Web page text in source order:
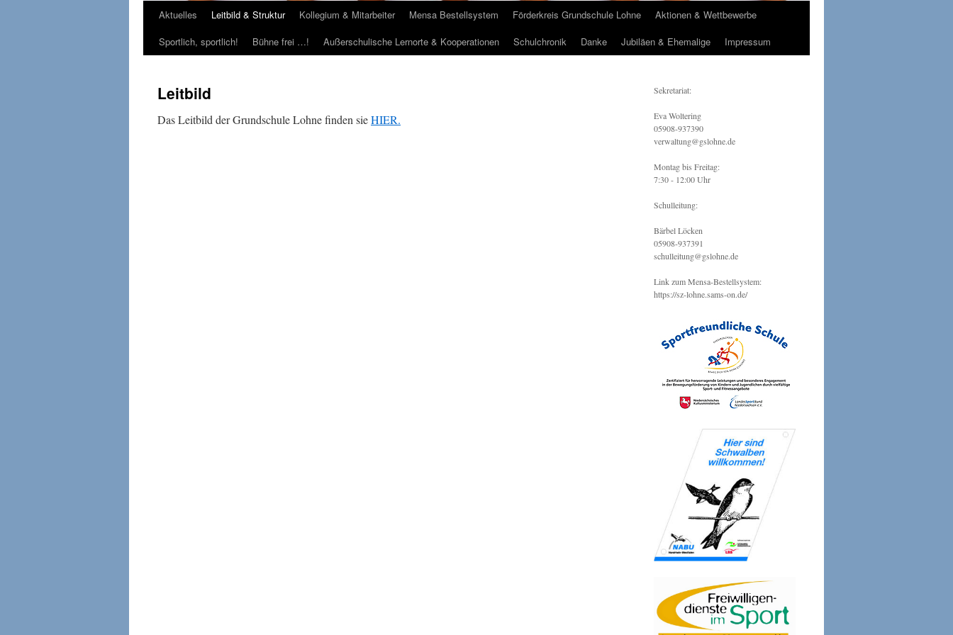
Aktuelles Leitbild & Struktur Kollegium & Mitarbeiter Mensa Bestellsystem Förderkreis Grundschule Lohne
Aktionen & Wettbewerbe
Sportlich, sportlich!
Bühne frei …! Außerschulische Lernorte & Kooperationen Schulchronik Danke Jubiläen & Ehemalige Impressum
Leitbild
Das Leitbild der Grundschule Lohne finden sieHIER.
Sekretariat:
Eva Woltering
05908-937390
verwaltung@gslohne.de
Montag bis Freitag:
7:30 - 12:00 Uhr
Schulleitung:
Bärbel Löcken
05908-937391
schulleitung@gslohne.de
Link zum Mensa-Bestellsystem:
https://sz-lohne.sams-on.de/